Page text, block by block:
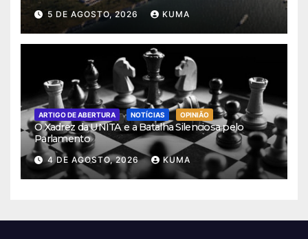
5 DE AGOSTO, 2026 KUMA
ARTIGO DE ABERTURA NOTÍCIAS OPINIÃO
O Xadrez da UNITA e a Batalha Silenciosa pelo
Parlamento
4 DE AGOSTO, 2026 KUMA